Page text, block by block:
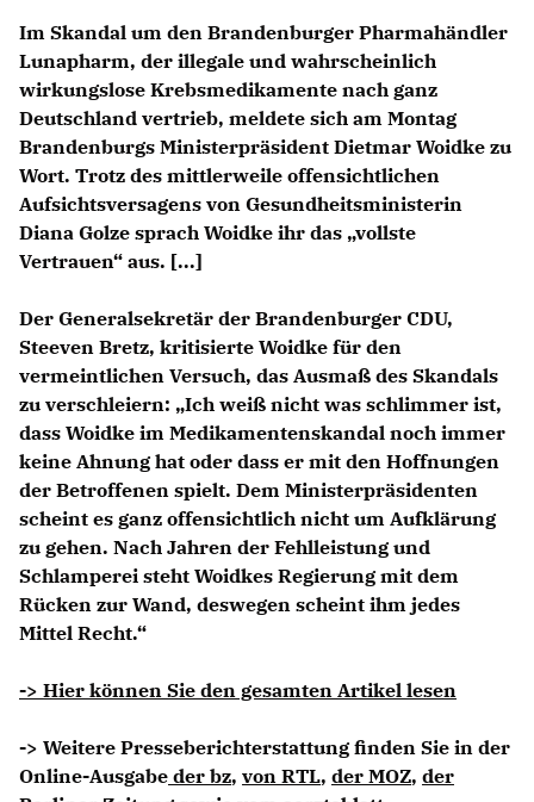
Im Skandal um den Brandenburger Pharmahändler
Lunapharm, der illegale und wahrscheinlich
wirkungslose Krebsmedikamente nach ganz
Deutschland vertrieb, meldete sich am Montag
Brandenburgs Ministerpräsident Dietmar Woidke zu
Wort. Trotz des mittlerweile offensichtlichen
Aufsichtsversagens von Gesundheitsministerin
Diana Golze sprach Woidke ihr das „vollste
Vertrauen“ aus. [...]
Der Generalsekretär der Brandenburger CDU,
Steeven Bretz, kritisierte Woidke für den
vermeintlichen Versuch, das Ausmaß des Skandals
zu verschleiern: „Ich weiß nicht was schlimmer ist,
dass Woidke im Medikamentenskandal noch immer
keine Ahnung hat oder dass er mit den Hoffnungen
der Betroffenen spielt. Dem Ministerpräsidenten
scheint es ganz offensichtlich nicht um Aufklärung
zu gehen. Nach Jahren der Fehlleistung und
Schlamperei steht Woidkes Regierung mit dem
Rücken zur Wand, deswegen scheint ihm jedes
Mittel Recht.“
-> Hier können Sie den gesamten Artikel lesen
-> Weitere Presseberichterstattung finden Sie in der
Online-Ausgabe der bz, von RTL, der MOZ, der